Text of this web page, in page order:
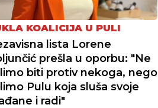
KOALICIJA U PULI
lista Lorene
prešla u oporbu: "Ne
biti protiv nekoga, nego
Pulu koja sluša svoje
i radi"